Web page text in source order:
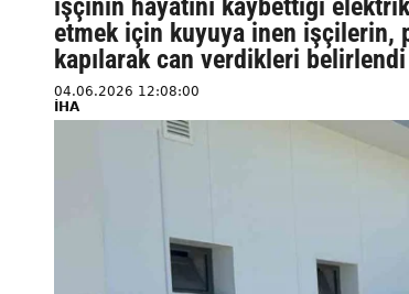
işçinin hayatını kaybettiği
etmek için kuyuya inen işçilerin,
kapılarak can verdikleri belirlendi
04.06.2026 12:08:00
İHA